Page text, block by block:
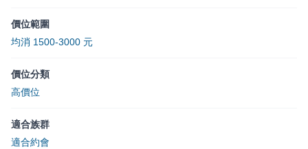
價位範圍
均消 1500-3000 元
價位分類
高價位
適合族群
適合約會